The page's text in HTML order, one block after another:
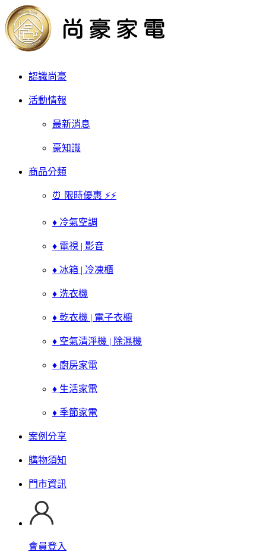
認識尚豪
活動情報
最新消息
豪知識
商品分類
⏰ 限時優惠 ⚡⚡
♦ 冷氣空調
♦ 電視 | 影音
♦ 冰箱 | 冷凍櫃
♦ 洗衣機
♦ 乾衣機 | 電子衣櫥
♦ 空氣清淨機 | 除濕機
♦ 廚房家電
♦ 生活家電
♦ 季節家電
案例分享
購物須知
門市資訊
會員登入